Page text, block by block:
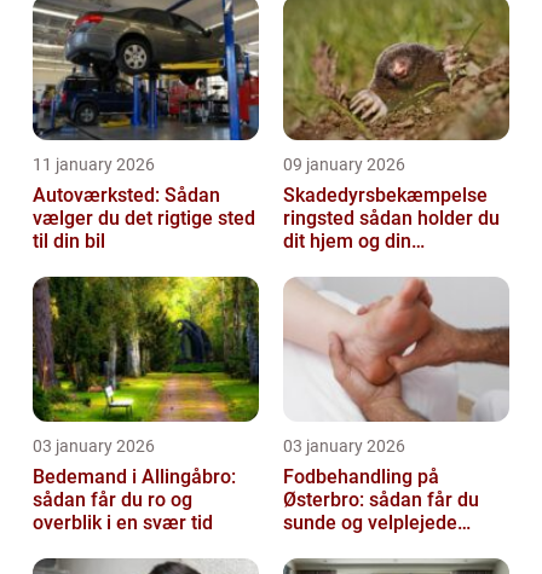
11 january 2026
Autoværksted: Sådan
vælger du det rigtige sted
til din bil
09 january 2026
Skadedyrsbekæmpelse
ringsted sådan holder du
dit hjem og din
gæster
03 january 2026
Bedemand i Allingåbro:
sådan får du ro og
overblik i en svær tid
03 january 2026
Fodbehandling på
Østerbro: sådan får du
sunde og velplejede